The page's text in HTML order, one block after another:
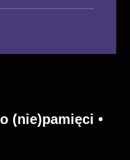
(nie)pamięci •